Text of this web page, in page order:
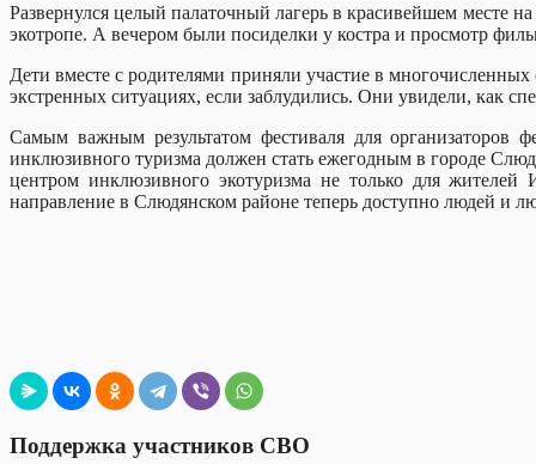
Развернулся целый палаточный лагерь в красивейшем месте
экотропе. А вечером были посиделки у костра и просмотр
Дети вместе с родителями приняли участие в
экстренных ситуациях, если заблудились. Они увидели, как
Самым важным результатом фестиваля для
инклюзивного туризма должен стать ежегодным в городе
центром инклюзивного экотуризма не только для
направление в Слюдянском районе теперь доступно людей и
Поддержка участников СВО